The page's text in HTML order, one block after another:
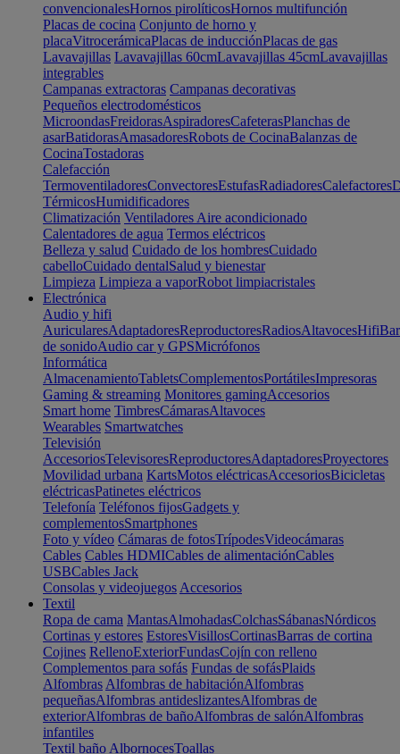
convencionalesHornos pirolíticosHornos multifunción
Placas de cocina Conjunto de horno y
placaVitrocerámicaPlacas de inducciónPlacas de gas
Lavavajillas Lavavajillas 60cmLavavajillas 45cmLavavajillas
integrables
Campanas extractoras Campanas decorativas
Pequeños electrodomésticos
MicroondasFreidorasAspiradoresCafeterasPlanchas de
asarBatidorasAmasadoresRobots de CocinaBalanzas de
CocinaTostadoras
Calefacción
TermoventiladoresConvectoresEstufasRadiadoresCalefactores
TérmicosHumidificadores
Climatización Ventiladores Aire acondicionado
Calentadores de agua Termos eléctricos
Belleza y salud Cuidado de los hombresCuidado
cabelloCuidado dentalSalud y bienestar
Limpieza Limpieza a vaporRobot limpiacristales
Electrónica
Audio y hifi
AuricularesAdaptadoresReproductoresRadiosAltavocesHifi
de sonidoAudio car y GPSMicrófonos
Informática
AlmacenamientoTabletsComplementosPortátilesImpresoras
Gaming & streaming Monitores gamingAccesorios
Smart home TimbresCámarasAltavoces
Wearables Smartwatches
Televisión
AccesoriosTelevisoresReproductoresAdaptadoresProyectores
Movilidad urbana KartsMotos eléctricasAccesoriosBicicletas
eléctricasPatinetes eléctricos
Telefonía Teléfonos fijosGadgets y
complementosSmartphones
Foto y vídeo Cámaras de fotosTrípodesVideocámaras
Cables Cables HDMICables de alimentaciónCables
USBCables Jack
Consolas y videojuegos Accesorios
Textil
Ropa de cama MantasAlmohadasColchasSábanasNórdicos
Cortinas y estores EstoresVisillosCortinasBarras de cortina
Cojines RellenoExteriorFundasCojín con relleno
Complementos para sofás Fundas de sofásPlaids
Alfombras Alfombras de habitaciónAlfombras
pequeñasAlfombras antideslizantesAlfombras de
exteriorAlfombras de bañoAlfombras de salónAlfombras
infantiles
Textil baño AlbornocesToallas